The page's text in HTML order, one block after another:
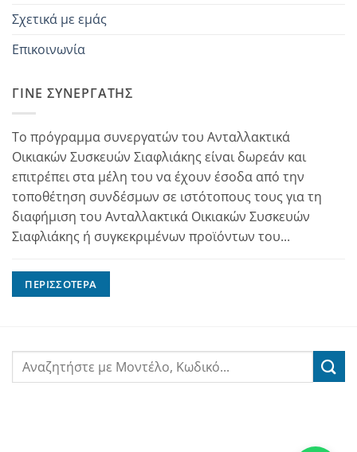
Σχετικά με εμάς
Επικοινωνία
ΓΊΝΕ ΣΥΝΕΡΓΆΤΗΣ
Το πρόγραμμα συνεργατών του Ανταλλακτικά
Οικιακών Συσκευών Σιαφλιάκης είναι δωρεάν και
επιτρέπει στα μέλη του να έχουν έσοδα από την
τοποθέτηση συνδέσμων σε ιστότοπους τους για τη
διαφήμιση του Ανταλλακτικά Οικιακών Συσκευών
Σιαφλιάκης ή συγκεκριμένων προϊόντων του...
ΠΕΡΙΣΣΌΤΕΡΑ